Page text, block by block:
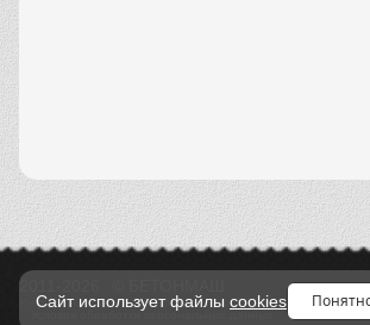
2011-2026
Информация, предоставленная на сайте, не является
Условия обработки персональных данных
Сайт использует файлы cookies